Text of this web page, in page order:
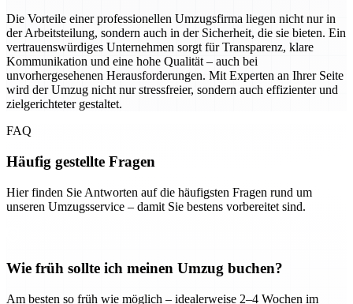
Die Vorteile einer professionellen Umzugsfirma liegen nicht nur in
der Arbeitsteilung, sondern auch in der Sicherheit, die sie bieten. Ein
vertrauenswürdiges Unternehmen sorgt für Transparenz, klare
Kommunikation und eine hohe Qualität – auch bei
unvorhergesehenen Herausforderungen. Mit Experten an Ihrer Seite
wird der Umzug nicht nur stressfreier, sondern auch effizienter und
zielgerichteter gestaltet.
FAQ
Häufig gestellte Fragen
Hier finden Sie Antworten auf die häufigsten Fragen rund um
unseren Umzugsservice – damit Sie bestens vorbereitet sind.
Wie früh sollte ich meinen Umzug buchen?
Am besten so früh wie möglich – idealerweise 2–4 Wochen im